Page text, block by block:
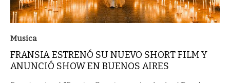
Musica
FRANSIA ESTRENÓ SU NUEVO SHORT FILM Y
ANUNCIÓ SHOW EN BUENOS AIRES